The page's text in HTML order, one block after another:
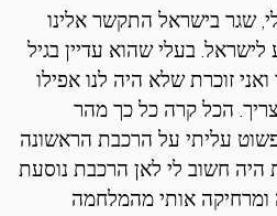
שגר בישראל התקשר אלינו
לישראל. בעלי שהוא עדיין בגיל
זוכרת שלא היה לנו אפילו
הכל קרה כל כך מהר
עליתי על הרכבת הראשונה
חשוב לי לאן הרכבת נוסעת